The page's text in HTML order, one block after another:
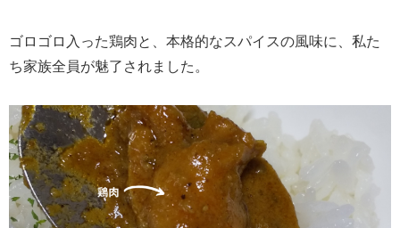
ゴロゴロ入った鶏肉と、本格的なスパイスの風味に、私た
ち家族全員が魅了されました。